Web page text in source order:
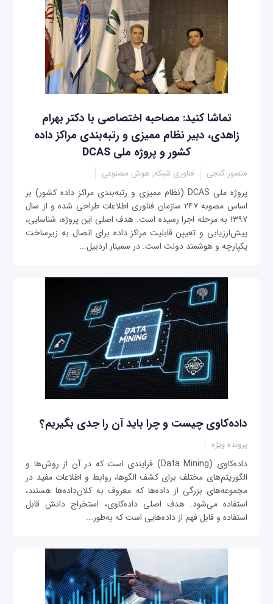
تماشا کنید: مصاحبه اختصاصی با دکتر بهرام
زاهدی، دبیر نظام ممیزی و رتبه‌بندی مراکز داده
کشور و پروژه ملی DCAS
منصور گنجی فناوری شبکه, هوش مصنوعی
پروژه ملی DCAS (نظام ممیزی و رتبه‌بندی مراکز داده کشور) بر
اساس مصوبه ۲۴۷ سازمان فناوری اطلاعات طراحی شده و از سال
۱۳۹۷ به مرحله اجرا رسیده است. هدف اصلی این پروژه، شناسایی،
پیش‌ارزیابی و تعیین قابلیت مراکز داده برای اتصال به زیرساخت
یکپارچه و هوشمند دولت است. در سمینار اردبیل...
داده‌کاوی چیست و چرا باید آن را جدی بگیریم؟
پرونده ویژه
داده‌کاوی (Data Mining) فرایندی است که در آن از روش‌ها و
الگوریتم‌های مختلف برای کشف الگوها، روابط و اطلاعات مفید در
مجموعه‌های بزرگی از داده‌ها که معروف به کلان‌داده‌ها هستند،
استفاده می‌شود. هدف اصلی داده‌کاوی، استخراج دانش قابل
استفاده و قابل فهم از داده‌هایی است که به‌طور...